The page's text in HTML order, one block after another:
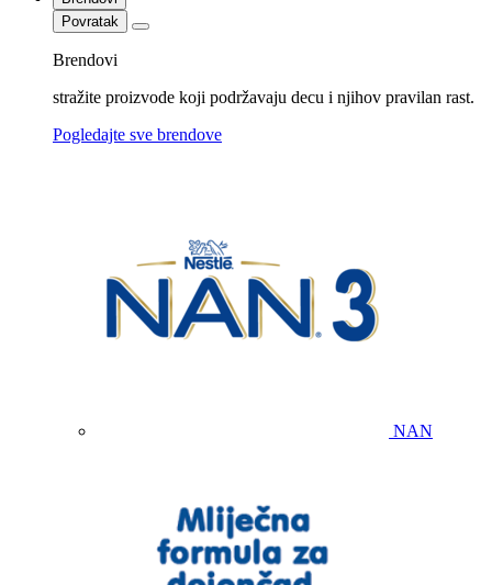
Povratak
Brendovi
stražite proizvode koji podržavaju decu i njihov pravilan rast.
Pogledajte sve brendove
NAN